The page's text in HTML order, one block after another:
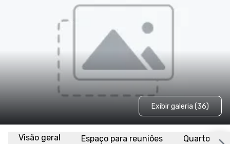
Exibir galeria (36)
Visão geral Espaço para reuniões Quartos